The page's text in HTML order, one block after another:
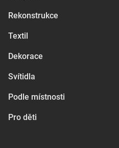
Rekonstrukce
Textil
Dekorace
Svítidla
Podle místnosti
Pro děti